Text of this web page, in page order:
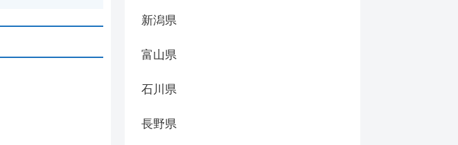
新潟県
富山県
石川県
長野県